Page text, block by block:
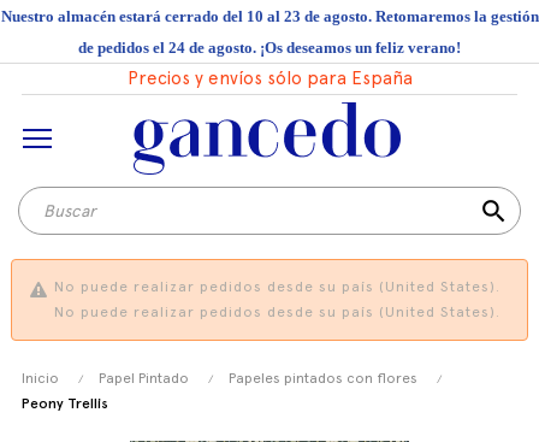
Nuestro almacén estará cerrado del 10 al 23 de agosto. Retomaremos la gestión
de pedidos el 24 de agosto. ¡Os deseamos un feliz verano!
Precios y envíos sólo para España
search
No puede realizar pedidos desde su país (United States).
No puede realizar pedidos desde su país (United States).
Inicio Papel Pintado
Papeles pintados con flores
Peony Trellis